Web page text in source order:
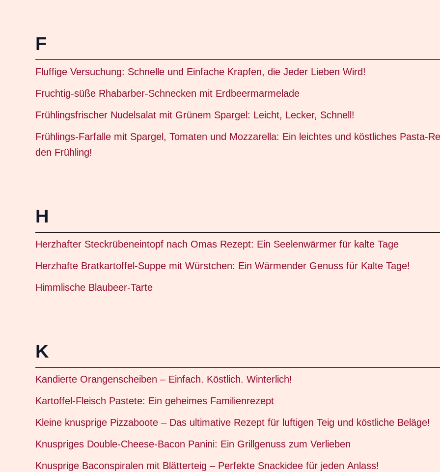
F
Fluffige Versuchung: Schnelle und Einfache Krapfen, die Jeder Lieben Wird!
Fruchtig-süße Rhabarber-Schnecken mit Erdbeermarmelade
Frühlingsfrischer Nudelsalat mit Grünem Spargel: Leicht, Lecker, Schnell!
Frühlings-Farfalle mit Spargel, Tomaten und Mozzarella: Ein leichtes und köstliches Pasta-
den Frühling!
H
Herzhafter Steckrübeneintopf nach Omas Rezept: Ein Seelenwärmer für kalte Tage
Herzhafte Bratkartoffel-Suppe mit Würstchen: Ein Wärmender Genuss für Kalte Tage!
Himmlische Blaubeer-Tarte
K
Kandierte Orangenscheiben – Einfach. Köstlich. Winterlich!
Kartoffel-Fleisch Pastete: Ein geheimes Familienrezept
Kleine knusprige Pizzaboote – Das ultimative Rezept für luftigen Teig und köstliche Beläge!
Knuspriges Double-Cheese-Bacon Panini: Ein Grillgenuss zum Verlieben
Knusprige Baconspiralen mit Blätterteig – Perfekte Snackidee für jeden Anlass!